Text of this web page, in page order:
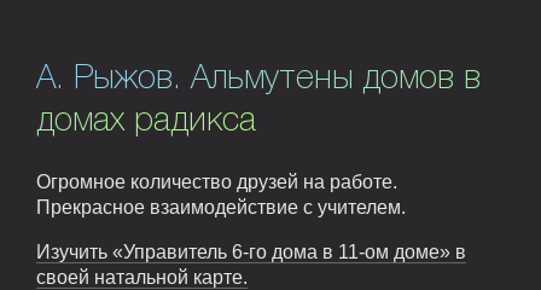
А. Рыжов. Альмутены домов в
домах радикса
Огромное количество друзей на работе.
Прекрасное взаимодействие с учителем.
Изучить «Управитель 6-го дома в 11-ом доме» в
своей натальной карте.